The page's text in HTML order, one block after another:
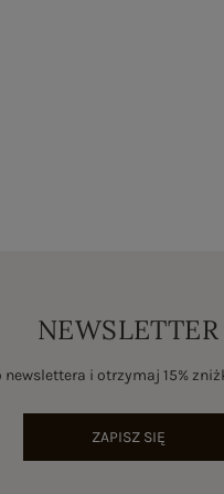
NEWSLETTER
newslettera i otrzymaj 15%
ZAPISZ SIĘ